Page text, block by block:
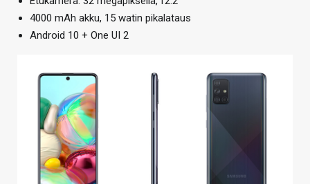
4000 mAh akku, 15 watin pikalataus
Android 10 + One UI 2